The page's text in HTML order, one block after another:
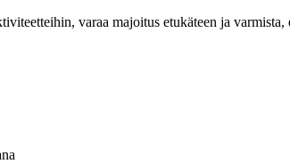
varaa majoitus etukäteen ja